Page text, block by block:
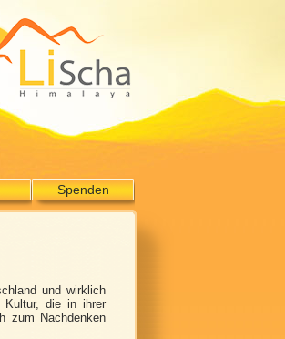
Spenden
und wirklich
Kultur, die in ihrer
zum Nachdenken